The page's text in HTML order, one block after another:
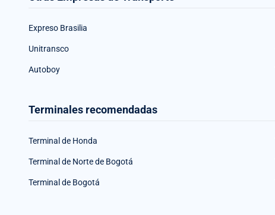
Expreso Brasilia
Unitransco
Autoboy
Terminales recomendadas
Terminal de Honda
Terminal de Norte de Bogotá
Terminal de Bogotá